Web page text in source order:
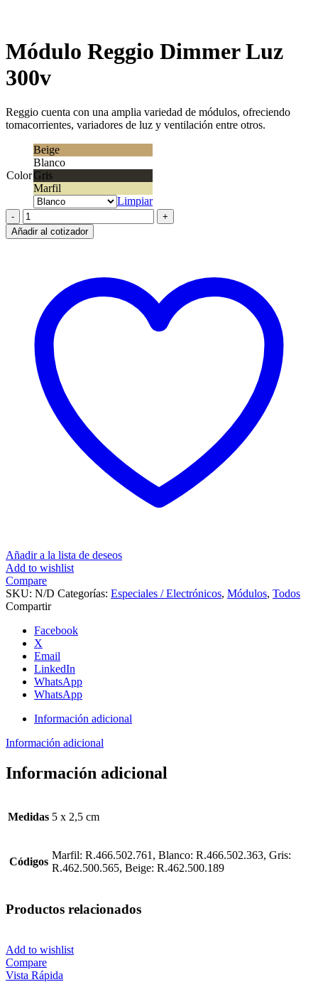
Módulo Reggio Dimmer Luz
300v
Reggio cuenta con una amplia variedad de módulos, ofreciendo
tomacorrientes, variadores de luz y ventilación entre otros.
Color
Beige
Blanco
Gris
Marfil
Limpiar
Módulo
Reggio
Dimmer
Añadir al cotizador
Añadir a la lista de deseos
Add to wishlist
Compare
SKU: N/D Categorías: Especiales / Electrónicos, Módulos, Todos
Compartir
Facebook
X
Email
LinkedIn
WhatsApp
WhatsApp
Información adicional
Información adicional
Información adicional
Medidas 5 x 2,5 cm
Códigos
Marfil: R.466.502.761, Blanco: R.466.502.363, Gris:
R.462.500.565, Beige: R.462.500.189
Productos relacionados
Add to wishlist
Compare
Vista Rápida